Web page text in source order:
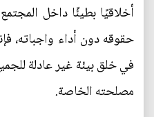
أخلاقيًا بطيئًا داخل
حقوقه دون أداء واجباته،
في خلق بيئة غير عادلة
مصلحته الخاصة.